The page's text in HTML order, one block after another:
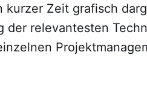
kurzer Zeit grafisch
der relevantesten